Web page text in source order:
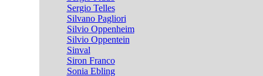
Sergio Telles
Silvano Pagliori
Silvio Oppenheim
Silvio Oppentein
Sinval
Siron Franco
Sonia Ebling